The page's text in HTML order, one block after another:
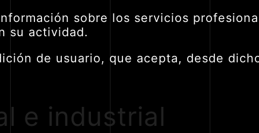
sobre los servicios
su actividad.
de usuario, que acepta, desde
e industrial